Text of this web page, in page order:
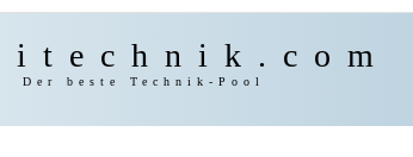
Der beste Technik-Pool